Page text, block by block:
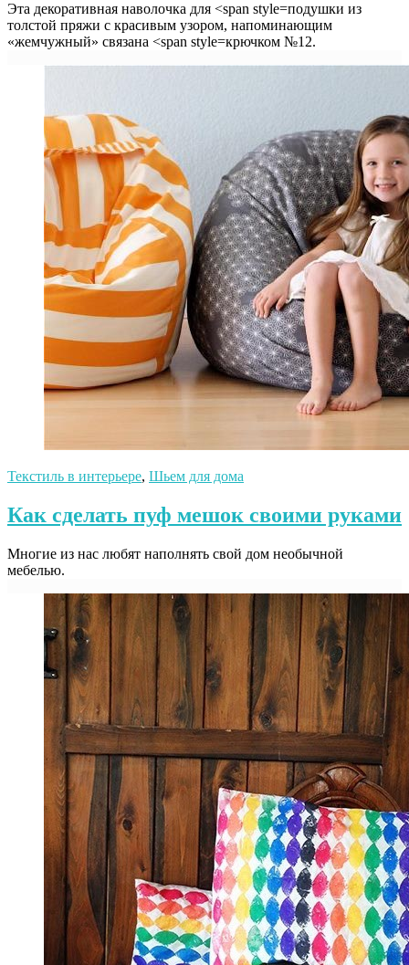
Эта декоративная наволочка для <span style=подушки из
толстой пряжи с красивым узором, напоминающим
«жемчужный» связана <span style=крючком №12.
Текстиль в интерьере, Шьем для дома
Как сделать пуф мешок своими руками
Многие из нас любят наполнять свой дом необычной
мебелью.